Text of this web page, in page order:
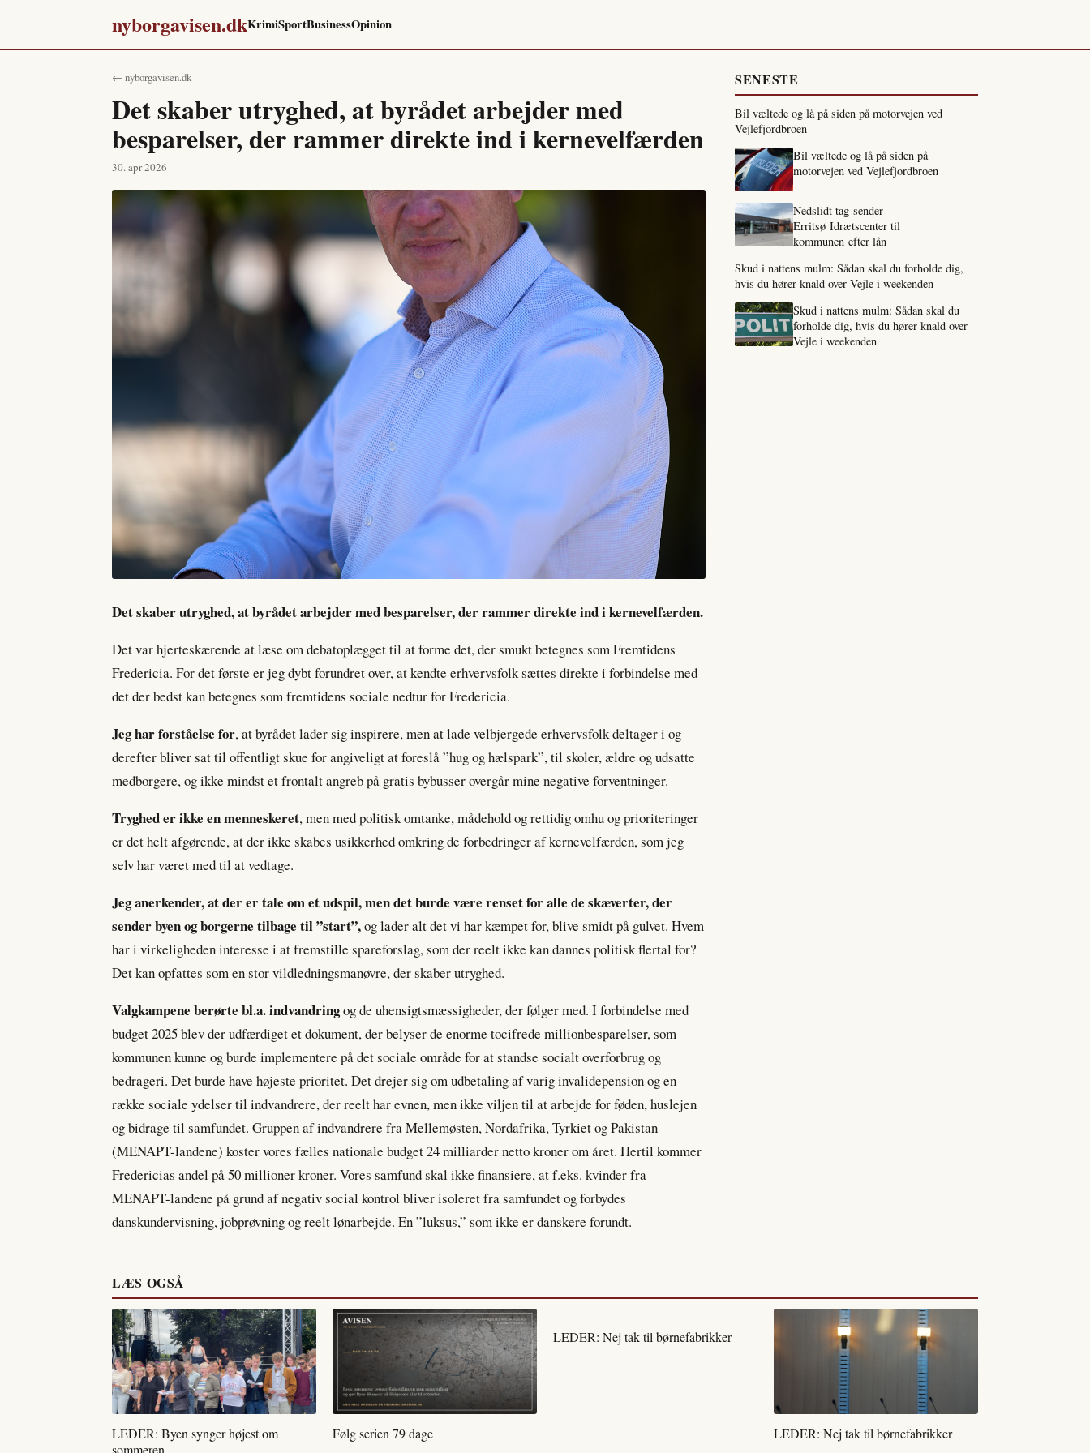
nyborgavisen.dkKrimiSportBusinessOpinion
← nyborgavisen.dk
Det skaber utryghed, at byrådet arbejder med
besparelser, der rammer direkte ind i kernevelfærden
30. apr 2026
Det skaber utryghed, at byrådet arbejder med besparelser, der rammer direkte ind i kernevelfærden.
Det var hjerteskærende at læse om debatoplægget til at forme det, der smukt betegnes som Fremtidens
Fredericia. For det første er jeg dybt forundret over, at kendte erhvervsfolk sættes direkte i forbindelse med
det der bedst kan betegnes som fremtidens sociale nedtur for Fredericia.
Jeg har forståelse for, at byrådet lader sig inspirere, men at lade velbjergede erhvervsfolk deltager i og
derefter bliver sat til offentligt skue for angiveligt at foreslå ”hug og hælspark”, til skoler, ældre og udsatte
medborgere, og ikke mindst et frontalt angreb på gratis bybusser overgår mine negative forventninger.
Tryghed er ikke en menneskeret, men med politisk omtanke, mådehold og rettidig omhu og prioriteringer
er det helt afgørende, at der ikke skabes usikkerhed omkring de forbedringer af kernevelfærden, som jeg
selv har været med til at vedtage.
Jeg anerkender, at der er tale om et udspil, men det burde være renset for alle de skæverter, der
sender byen og borgerne tilbage til ”start”,og lader alt det vi har kæmpet for, blive smidt på gulvet. Hvem
har i virkeligheden interesse i at fremstille spareforslag, som der reelt ikke kan dannes politisk flertal for?
Det kan opfattes som en stor vildledningsmanøvre, der skaber utryghed.
Valgkampene berørte bl.a. indvandringog de uhensigtsmæssigheder, der følger med. I forbindelse med
budget 2025 blev der udfærdiget et dokument, der belyser de enorme tocifrede millionbesparelser, som
kommunen kunne og burde implementere på det sociale område for at standse socialt overforbrug og
bedrageri. Det burde have højeste prioritet. Det drejer sig om udbetaling af varig invalidepension og en
række sociale ydelser til indvandrere, der reelt har evnen, men ikke viljen til at arbejde for føden, huslejen
og bidrage til samfundet. Gruppen af indvandrere fra Mellemøsten, Nordafrika, Tyrkiet og Pakistan
(MENAPT-landene) koster vores fælles nationale budget 24 milliarder netto kroner om året. Hertil kommer
Fredericias andel på 50 millioner kroner. Vores samfund skal ikke finansiere, at f.eks. kvinder fra
MENAPT-landene på grund af negativ social kontrol bliver isoleret fra samfundet og forbydes
danskundervisning, jobprøvning og reelt lønarbejde. En ”luksus,” som ikke er danskere forundt.
SENESTE
Bil væltede og lå på siden på motorvejen ved
Vejlefjordbroen
Bil væltede og lå på siden på
motorvejen ved Vejlefjordbroen
Nedslidt tag sender
Erritsø Idrætscenter til
kommunen efter lån
Skud i nattens mulm: Sådan skal du forholde dig,
hvis du hører knald over Vejle i weekenden
Skud i nattens mulm: Sådan skal du
forholde dig, hvis du hører knald over
Vejle i weekenden
LÆS OGSÅ
LEDER: Byen synger højest om
sommeren
Følg serien 79 dage
LEDER: Nej tak til børnefabrikker
LEDER: Nej tak til børnefabrikker